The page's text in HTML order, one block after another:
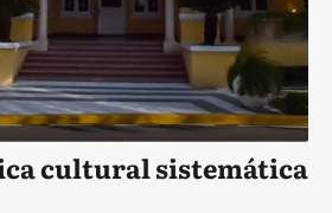
cultural sistemática